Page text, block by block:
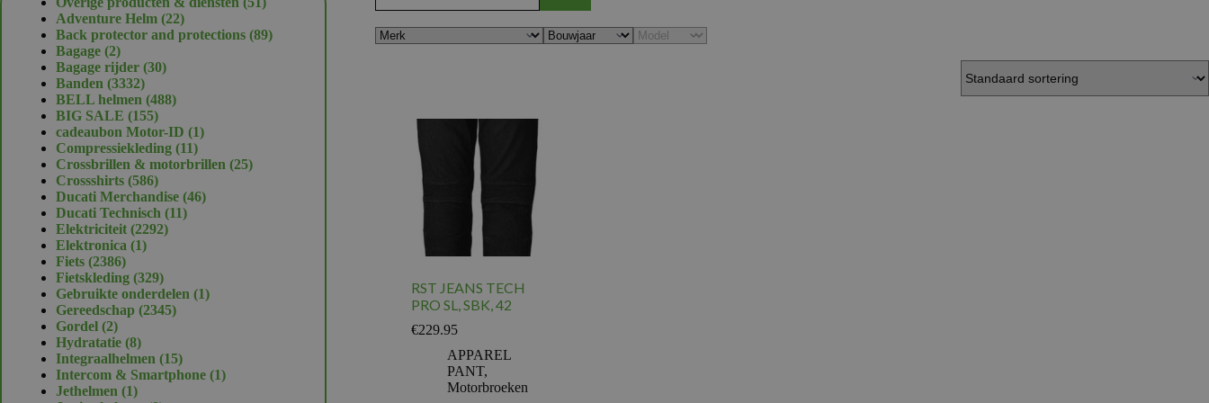
RST JEANS TECH
PRO SL, SBK, 42
€229.95
APPAREL
PANT,
Motorbroeken
Adventure Helm 2222
producten
Back protector and protections 8989
Bagage 22
producten
Bagage rijder 3030
Banden 33323332
producten
BELL helmen 488488
BIG SALE 155155
producten
cadeaubon Motor-ID 11
Compressiekleding 1111
producten
Crossbrillen & motorbrillen 2525
Crossshirts 586586
producten
Ducati Merchandise 4646
Ducati Technisch 1111
Elektriciteit 22922292
Elektronica 11
Fiets 23862386
producten
Fietskleding 329329
producten
Gebruikte onderdelen 11
Gereedschap 23452345
Gordel 22
producten
Hydratatie 88
producten
Integraalhelmen 1515
producten
Intercom & Smartphone 11
Jethelmen 11